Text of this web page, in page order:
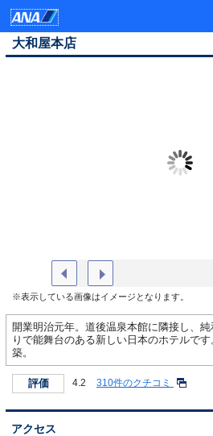
大和屋本店
※表示している画像はイメージとなります。
開業明治元年。道後温泉本館に隣接し、
りで能舞台のある新しい日本のホテルで
築。
評価 4.2 310件のクチコミ
アクセス